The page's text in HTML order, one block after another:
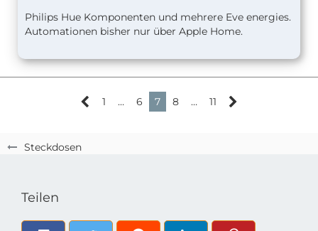
Steckdosen
Philips Hue Komponenten und mehrere Eve energies.
Automationen bisher nur über Apple Home.
1 … 6 7 8 … 11
Teilen